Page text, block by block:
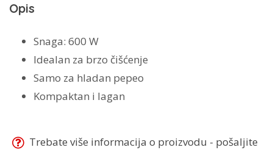
količina
Opis
Snaga: 600 W
Idealan za brzo čišćenje
Samo za hladan pepeo
Kompaktan i lagan
Trebate više informacija o proizvodu - pošaljite